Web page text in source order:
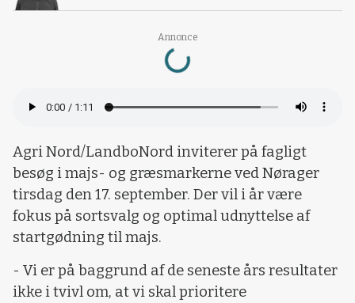
Annonce
Loading...
Agri Nord/LandboNord inviterer på fagligt
besøg i majs- og græsmarkerne ved Nørager
tirsdag den 17. september. Der vil i år være
fokus på sortsvalg og optimal udnyttelse af
startgødning til majs.
- Vi er på baggrund af de seneste års resultater
ikke i tvivl om, at vi skal prioritere